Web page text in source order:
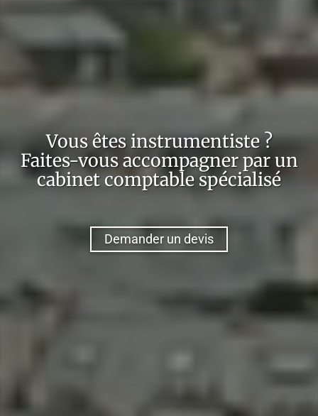
Vous êtesinstrumentiste?
Faites-vous accompagner par un
cabinet comptable spécialisé
Demander un devis